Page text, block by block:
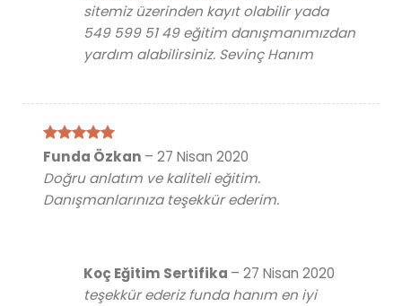
sitemiz üzerinden kayıt olabilir yada
549 599 51 49 eğitim danışmanımızdan
yardım alabilirsiniz. Sevinç Hanım
5 üzerinden
Funda Özkan – 27 Nisan 2020
Doğru anlatım ve kaliteli eğitim.
Danışmanlarınıza teşekkür ederim.
Koç Eğitim Sertifika – 27 Nisan 2020
teşekkür ederiz funda hanım en iyi